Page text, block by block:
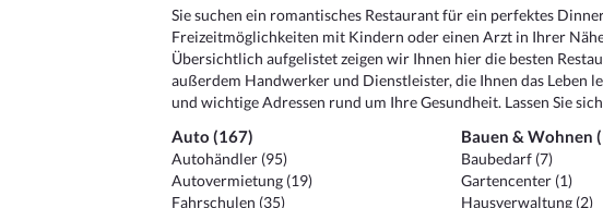
Sie suchen ein romantisches Restaurant für ein perfektes
Freizeitmöglichkeiten mit Kindern oder einen Arzt in Ihrer
Übersichtlich aufgelistet zeigen wir Ihnen hier die besten
außerdem Handwerker und Dienstleister, die Ihnen das Leben
und wichtige Adressen rund um Ihre Gesundheit. Lassen Sie
Auto (167)
Autohändler (95)
Autovermietung (19)
Fahrschulen (35)
Bauen & Wohnen
Baubedarf (7)
Gartencenter (1)
Hausverwaltung (2)